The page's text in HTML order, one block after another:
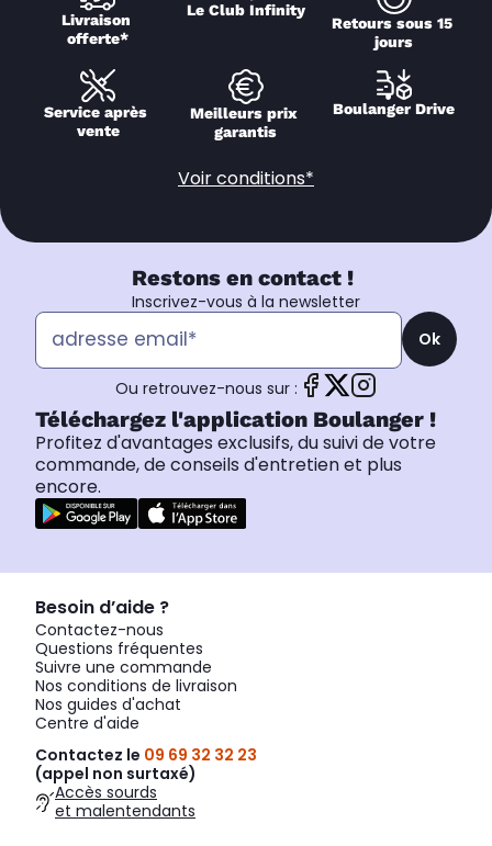
Livraison
offerte*
Le Club Infinity
Retours sous 15
jours
Service après
vente
Meilleurs prix
garantis
Boulanger Drive
Voir conditions*
Restons en contact !
Inscrivez-vous à la newsletter
Ok
Ou retrouvez-nous sur :
Téléchargez l'application Boulanger !
Profitez d'avantages exclusifs, du suivi de votre
commande, de conseils d'entretien et plus
encore.
Besoin d’aide ?
Contactez-nous
Questions fréquentes
Suivre une commande
Nos conditions de livraison
Nos guides d'achat
Centre d'aide
Contactez le 09 69 32 32 23
(appel non surtaxé)
Accès sourds
et malentendants